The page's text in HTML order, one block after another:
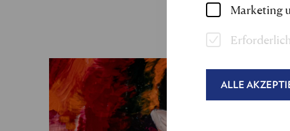
Marketing
Erforderlich
ALLE